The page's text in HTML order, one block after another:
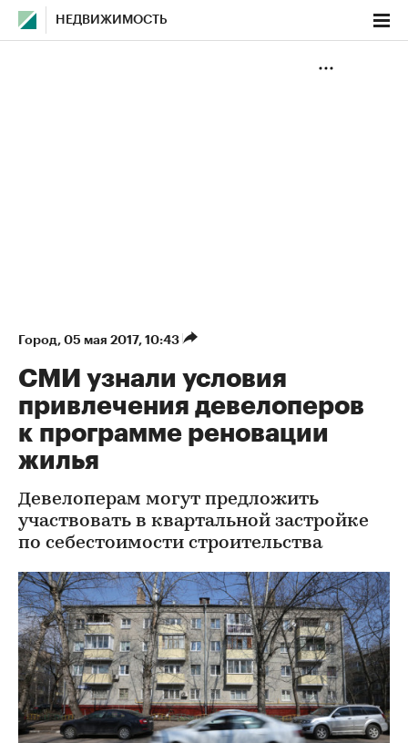
НЕДВИЖИМОСТЬ
Город⁠, 05 мая 2017, 10:43
СМИ узнали условия
привлечения девелоперов
к программе реновации
жилья
Девелоперам могут предложить
участвовать в квартальной застройке
по себестоимости строительства